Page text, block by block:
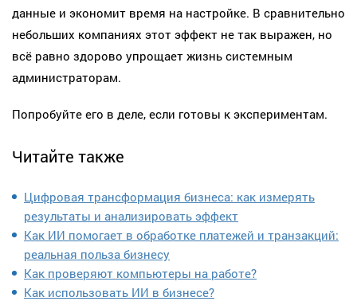
данные и экономит время на настройке. В сравнительно
небольших компаниях этот эффект не так выражен, но
всё равно здорово упрощает жизнь системным
администраторам.
Попробуйте его в деле, если готовы к экспериментам.
Читайте также
Цифровая трансформация бизнеса: как измерять
результаты и анализировать эффект
Как ИИ помогает в обработке платежей и транзакций:
реальная польза бизнесу
Как проверяют компьютеры на работе?
Как использовать ИИ в бизнесе?